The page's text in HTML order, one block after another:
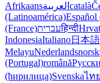
Afrikaansالعربية català
(Latinoamérica)Español
(France)עבריתहिन्दी
IndonesiaItaliano日本語
MelayuNederlandsnorsk
(Portugal)română
(ћирилица)Svenskaไทย